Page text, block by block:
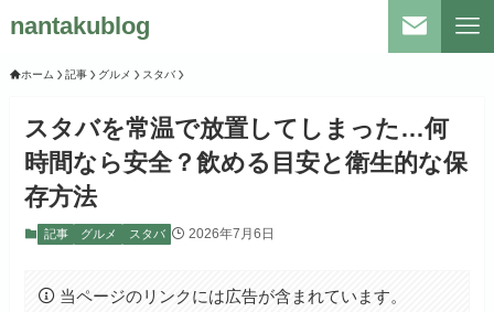
nantakublog
ホーム 記事 グルメ スタバ
スタバを常温で放置してしまった…何
時間なら安全？飲める目安と衛生的な保
存方法
記事 グルメ スタバ 2026年7月6日
当ページのリンクには広告が含まれています。